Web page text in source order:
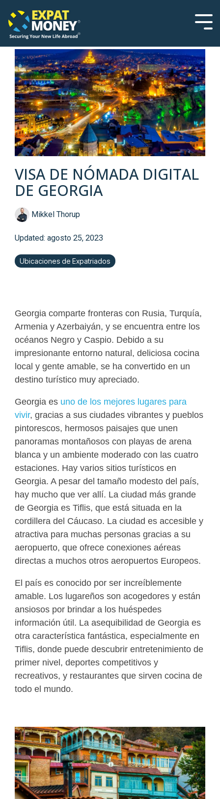
note:
This
website
accessibility
system.
the
main
VISA DE NÓMADA DIGITAL
DE GEORGIA
Mikkel Thorup
Updated: agosto 25, 2023
Ubicaciones de Expatriados
Georgia comparte fronteras con Rusia, Turquía,
Armenia y Azerbaiyán, y se encuentra entre los
océanos Negro y Caspio. Debido a su
impresionante entorno natural, deliciosa cocina
local y gente amable, se ha convertido en un
destino turístico muy apreciado.
Georgia es uno de los mejores lugares para
vivir, gracias a sus ciudades vibrantes y pueblos
pintorescos, hermosos paisajes que unen
panoramas montañosos con playas de arena
blanca y un ambiente moderado con las cuatro
estaciones. Hay varios sitios turísticos en
Georgia. A pesar del tamaño modesto del país,
hay mucho que ver allí. La ciudad más grande
de Georgia es Tiflis, que está situada en la
cordillera del Cáucaso. La ciudad es accesible y
atractiva para muchas personas gracias a su
aeropuerto, que ofrece conexiones aéreas
directas a muchos otros aeropuertos Europeos.
El país es conocido por ser increíblemente
amable. Los lugareños son acogedores y están
ansiosos por brindar a los huéspedes
información útil. La asequibilidad de Georgia es
otra característica fantástica, especialmente en
Tiflis, donde puede descubrir entretenimiento de
primer nivel, deportes competitivos y
recreativos, y restaurantes que sirven cocina de
todo el mundo.